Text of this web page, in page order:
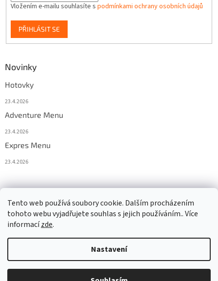
Tento web používá soubory cookie. Dalším procházením
tohoto webu vyjadřujete souhlas s jejich používáním.. Více
informacízde.
Nastavení
Vložením e-mailu souhlasíte s podmínkami ochrany osobních údajů
PŘIHLÁSIT SE
Novinky
Hotovky
23.4.2026
Adventure Menu
23.4.2026
Expres Menu
23.4.2026
Copyright 2026www.333adventures.com. Všechna práva